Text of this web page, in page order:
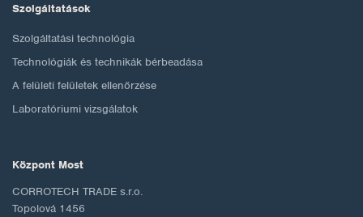
Szolgáltatások
Szolgáltatási technológia
Technológiák és technikák bérbeadása
A felületi felületek ellenőrzése
Laboratóriumi vizsgálatok
Központ Most
CORROTECH TRADE s.r.o.
Topolová 1456